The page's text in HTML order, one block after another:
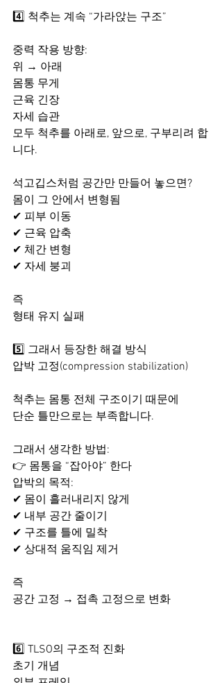
4️⃣ 척추는 계속 “가라앉는 구조”
중력 작용 방향:
위 → 아래
몸통 무게
근육 긴장
자세 습관
모두 척추를 아래로, 앞으로, 구부리려 합
니다.
석고깁스처럼 공간만 만들어 놓으면?
몸이 그 안에서 변형됨
✔ 피부 이동
✔ 근육 압축
✔ 체간 변형
✔ 자세 붕괴
즉
형태 유지 실패
5️⃣ 그래서 등장한 해결 방식
압박 고정(compression stabilization)
척추는 몸통 전체 구조이기 때문에
단순 틀만으로는 부족합니다.
그래서 생각한 방법:
👉 몸통을 “잡아야” 한다
압박의 목적:
✔ 몸이 흘러내리지 않게
✔ 내부 공간 줄이기
✔ 구조를 틀에 밀착
✔ 상대적 움직임 제거
즉
공간 고정 → 접촉 고정으로 변화​
6️⃣ TLSO의 구조적 진화
초기 개념